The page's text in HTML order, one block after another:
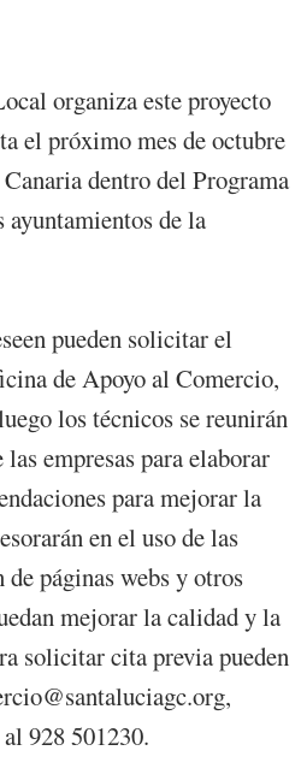
organiza este proyecto
el próximo mes de octubre
dentro del Programa
de la
pueden solicitar el
de Apoyo al Comercio,
los técnicos se reunirán
empresas para elaborar
para mejorar la
en el uso de las
páginas webs y otros
mejorar la calidad y la
solicitar cita previa pueden
,
928 501230.